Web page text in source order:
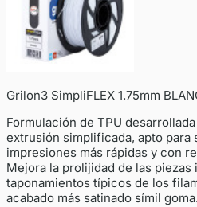
Grilon3 SimpliFLEX 1.75mm
Formulación de TPU
extrusión simplificada, apto para
impresiones más rápidas y con
Mejora la prolijidad de las piezas
taponamientos típicos de los
acabado más satinado símil goma.